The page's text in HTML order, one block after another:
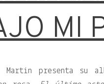
MI
presenta su